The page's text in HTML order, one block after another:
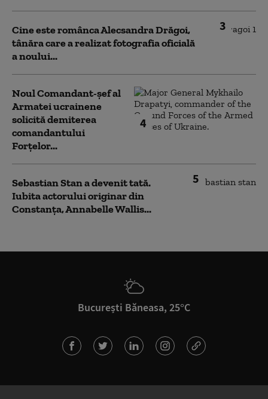
3
Cine este românca Alecsandra Drăgoi,
tânăra care a realizat fotografia oficială
a noului...
4
Noul Comandant-șef al
Armatei ucrainene
solicită demiterea
comandantului
Forțelor...
5
Sebastian Stan a devenit tată.
Iubita actorului originar din
Constanța, Annabelle Wallis...
București Băneasa, 25°C